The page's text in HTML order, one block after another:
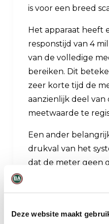
Deze website maakt
is voor een breed
Het apparaat heeft
responstijd van 4
van de volledige
bereiken. Dit
zeer korte tijd de
aanzienlijk deel
meetwaarde te
Een ander
drukval van het
dat de meter geen
efficiëntie van groot